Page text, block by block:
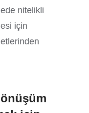
nitelikli
için